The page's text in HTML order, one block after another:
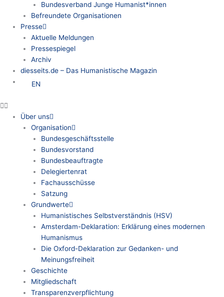
Bundesverband Junge Humanist*innen
Befreundete Organisationen
Presse
Aktuelle Meldungen
Pressespiegel
Archiv
diesseits.de – Das Humanistische Magazin
EN
Über uns
Organisation
Bundesgeschäftsstelle
Bundesvorstand
Bundesbeauftragte
Delegiertenrat
Fachausschüsse
Satzung
Grundwerte
Humanistisches Selbstverständnis (HSV)
Amsterdam-Deklaration: Erklärung eines modernen
Humanismus
Die Oxford-Deklaration zur Gedanken- und
Meinungsfreiheit
Geschichte
Mitgliedschaft
Transparenzverpflichtung